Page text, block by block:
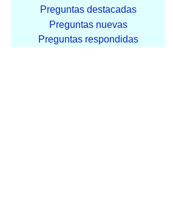
Preguntas destacadas
Preguntas nuevas
Preguntas respondidas